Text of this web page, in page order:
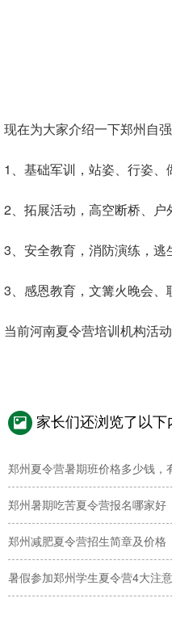
现在为大家介绍一下郑州自
1、基础军训，站姿、行姿
2、拓展活动，高空断桥、
3、安全教育，消防演练，逃
3、感恩教育，文篝火晚会、
当前河南夏令营培训机构活
家长们还浏览了以下
郑州夏令营暑期班价格多少钱，
郑州暑期吃苦夏令营报名哪家好
郑州减肥夏令营招生简章及价格
暑假参加郑州学生夏令营4大注